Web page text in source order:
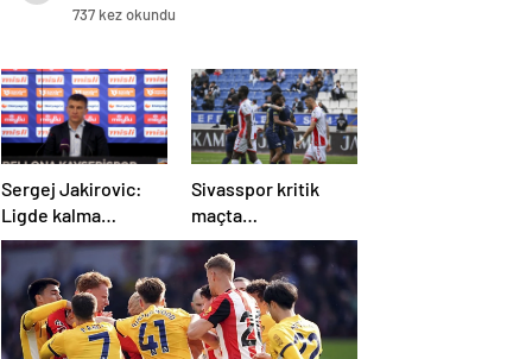
737 kez okundu
Sergej Jakirovic:
Ligde kalma
konusunda çok
önemli bir adım
attık
Sivasspor kritik
maçta
Kasımpaşa’ya
mağlup!